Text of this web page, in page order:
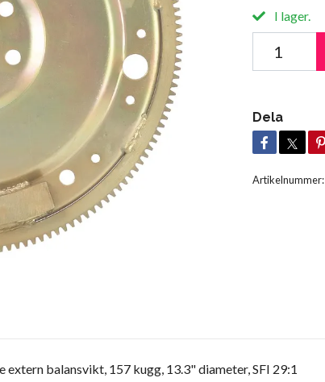
I lager.
Dela
Artikelnummer:
balansvikt, 157 kugg, 13.3" diameter, SFI 29:1